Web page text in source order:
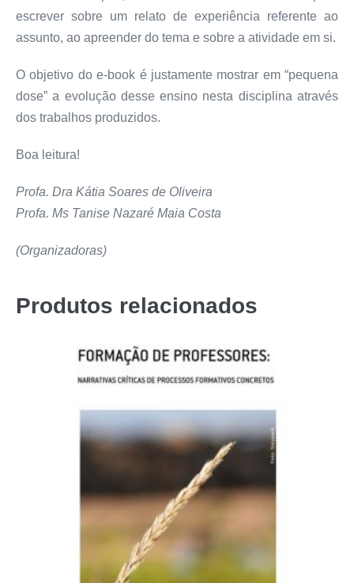
escrever sobre um relato de experiência referente ao
assunto, ao apreender do tema e sobre a atividade em si.
O objetivo do e-book é justamente mostrar em “pequena
dose” a evolução desse ensino nesta disciplina através
dos trabalhos produzidos.
Boa leitura!
Profa. Dra Kátia Soares de Oliveira
Profa. Ms Tanise Nazaré Maia Costa
(Organizadoras)
Produtos relacionados